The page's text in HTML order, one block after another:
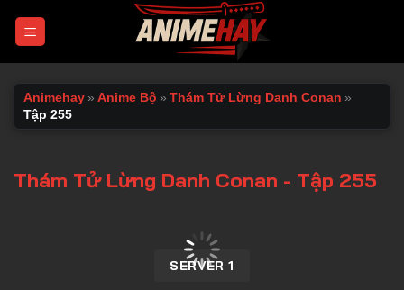
Animehay » Anime Bộ » Thám Tử Lừng Danh Conan »
Tập 255
Thám Tử Lừng Danh Conan - Tập 255
SERVER 1